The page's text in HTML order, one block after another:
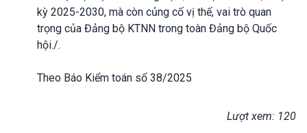
kỳ 2025-2030, mà còn củng cố vị thế, vai trò quan
trọng của Đảng bộ KTNN trong toàn Đảng bộ Quốc
hội./.
Theo Báo Kiểm toán số 38/2025
Lượt xem: 120